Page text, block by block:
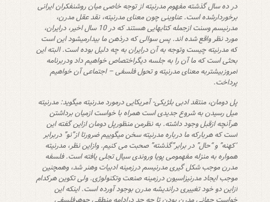
در ده سال گذشته مفهوم مدرنیته از توجه خاصی میان روشنفکران ایرانی
برخوردارشده است. عناوینی چون معنای مدرنیته، نقد عقل مدرن،
مدرنیسم وسنت ازجمله کتابهایی هستند که در 10 سال اخیر، درایران،
مورد نظر واقع شده اند. پس سوالی که درذهن ما بیدارمیشود این است
که مدرنیته چیست وتوجه به آن درایران به چه دلیل بوده است. البته این
بحثی است که ما آن را به جلسه دیگراختصاص خواهیم داد ودربرنامه
امروزبیشتربه معنای مدرنیته و تحول فلسفی – اجتماعی آن خواهیم
پرداخت.
پل دومان، منتقد ادبی بلژیکی- آمریکایی درمورد مدرنیته میگوید: مدرنیته
میل رسیدن به شروع جدیدی است همراه با خواست ازمیان برداشتن
هرآنچه ازقبل وجود داشته. به نظرمن منظورپل دومان ازاین گفته این
است که هربارکه ما درباره مدرنیته سخن میگوییم ضرورتا از”نو” دربرابر
“کهنه” و “حال” در برابر”گذشته” صحبت می کنیم. وازاین نظر، مدرنیته
همواره به منزله مفهمومی پویا وروندی سیال تجلی یافته است. فلسفه
مدرن موجب شکل گیری مدرنیسم درزمینه ادبیات وهنر شد، وهمچنین
موجب ایجاد مدرنیزاسیون درزمینه صنعت وتکنولوژی. ولی تکوین هرکدام
ازاین دو خود تغییری دراندیشه مدرن بوجود آورده است. اینکه این